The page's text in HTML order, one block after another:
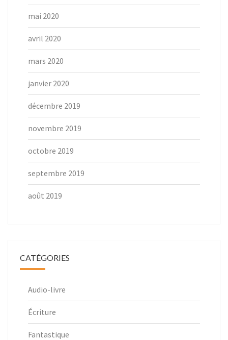
mai 2020
avril 2020
mars 2020
janvier 2020
décembre 2019
novembre 2019
octobre 2019
septembre 2019
août 2019
CATÉGORIES
Audio-livre
Écriture
Fantastique